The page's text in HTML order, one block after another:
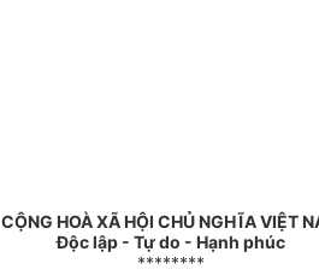
CỘNG HOÀ XÃ HỘI CHỦ NGHĨA VIỆT
Độc lập - Tự do - Hạnh phúc
********